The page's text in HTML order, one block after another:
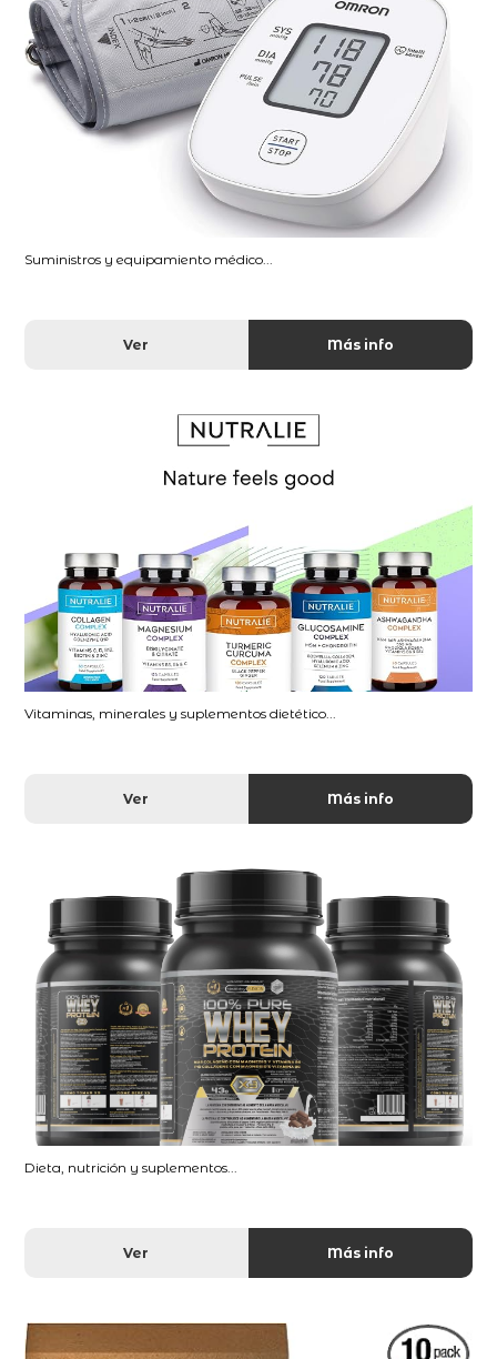
Suministros y equipamiento médico...
Ver Más info
Vitaminas, minerales y suplementos dietético...
Ver Más info
Dieta, nutrición y suplementos...
Ver Más info